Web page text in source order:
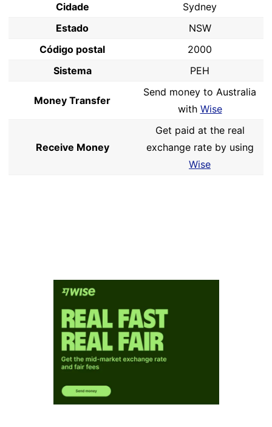
Cidade
Sydney
Estado
NSW
Código postal
2000
Sistema
PEH
Money Transfer
Send money to Australia
with Wise
Receive Money
Get paid at the real
exchange rate by using
Wise